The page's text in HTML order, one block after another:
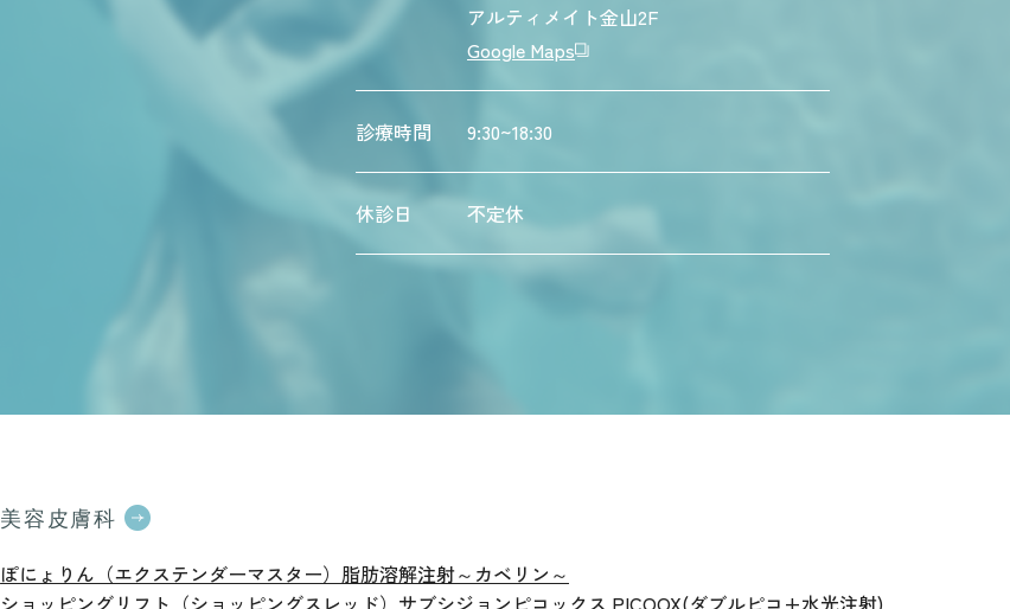
アルティメイト金山2F
Google Maps
診療時間 9:30~18:30
休診日 不定休
美容皮膚科
ぽにょりん（エクステンダーマスター） 脂肪溶解注射～カベリン～
ショッピングリフト（ショッピングスレッド） サブシジョン ピコックス PICOOX(ダブルピコ+水光注射)